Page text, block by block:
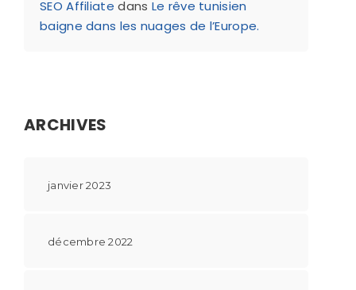
SEO Affiliate dans Le rêve tunisien
baigne dans les nuages de l’Europe.
ARCHIVES
janvier 2023
décembre 2022